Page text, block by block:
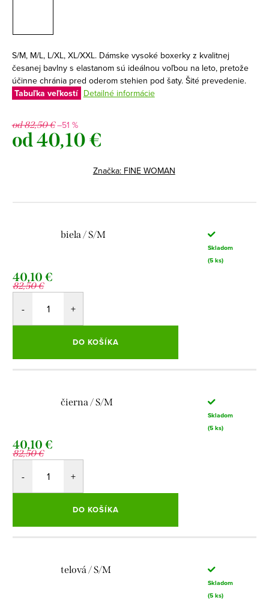
S/M, M/L, L/XL, XL/XXL. Dámske vysoké boxerky z kvalitnej
česanej bavlny s elastanom sú ideálnou voľbou na leto, pretože
účinne chránia pred oderom stehien pod šaty. Šité prevedenie.
Tabuľka veľkostí Detailné informácie
od 82,50 €–51 %
od40,10 €
Značka: FINE WOMAN
biela / S/M
Skladom
(5 ks)
82,50 €
40,10 €
DO KOŠÍKA
čierna / S/M
Skladom
(5 ks)
82,50 €
40,10 €
DO KOŠÍKA
telová / S/M
Skladom
(5 ks)